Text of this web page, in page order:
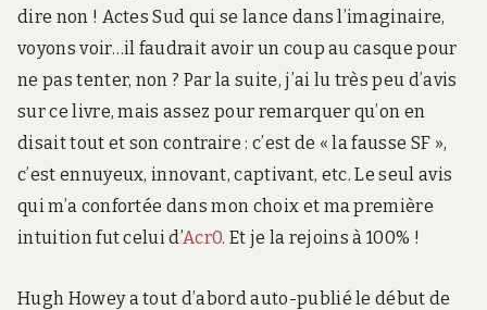
dire non ! Actes Sud qui se lance dans l’imaginaire,
voyons voir…il faudrait avoir un coup au casque pour
ne pas tenter, non ? Par la suite, j’ai lu très peu d’avis
sur ce livre, mais assez pour remarquer qu’on en
disait tout et son contraire : c’est de « la fausse SF »,
c’est ennuyeux, innovant, captivant, etc. Le seul avis
qui m’a confortée dans mon choix et ma première
intuition fut celui d’Acr0. Et je la rejoins à 100% !
Hugh Howey a tout d’abord auto-publié le début de